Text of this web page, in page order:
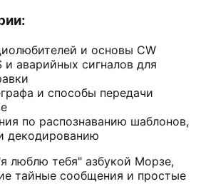
и основы CW
аварийных сигналов для
и способы передачи
по распознаванию шаблонов,
декодированию
люблю тебя" азбукой Морзе,
тайные сообщения и простые